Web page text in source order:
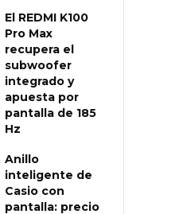
El REDMI K100
Pro Max
recupera el
subwoofer
integrado y
apuesta por
pantalla de 185
Hz
Anillo
inteligente de
Casio con
pantalla: precio